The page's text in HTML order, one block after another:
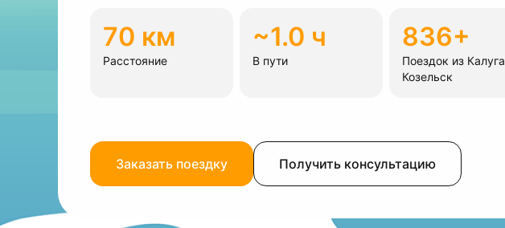
70 км
Расстояние
~1.0 ч
В пути
836+
Поездок из Калуга
Козельск
Заказать поездку Получить консультацию